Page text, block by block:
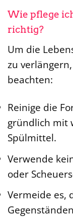
Wie pflege
richtig?
Um die
zu
beachten:
Reinige die
gründlich mit
Spülmittel.
Verwende
oder
Vermeide es,